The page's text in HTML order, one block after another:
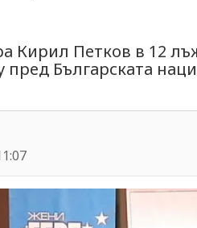
Кирил Петков в 12
Българската